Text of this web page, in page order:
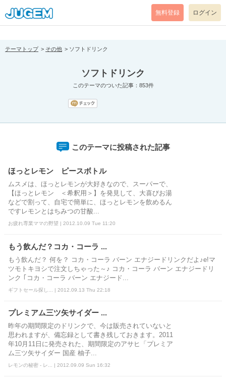
[pear_error: message="Success" code=0 mode=return level=notice
prefix="" info=""]
無料登録 ログイン
テーマトップ その他 ソフトドリンク
ソフトドリンク
このテーマのついた記事：853件
このテーマに投稿された記事
ほっとレモン ピースボトル
ムスメは、ほっとレモンが大好きなので、スーパーで、
【ほっとレモン ＜希釈用＞】を発見して、大喜びお湯
などで割って、自宅で簡単に、ほっとレモンを飲めるん
ですレモンとはちみつの甘酸...
お疲れ専業ママの野望 | 2012.10.09 Tue 11:20
もう飲んだ？コカ・コーラ ...
もう飲んだ？ 何を？ コカ・コーラ バーン エナジードリンクだよ♪e!マ
ツモトキヨシで注文しちゃった～♪ コカ・コーラ バーン エナジードリ
ンク ｢コカ・コーラ バーン エナジード...
ギフトセール探し... | 2012.09.13 Thu 22:18
プレミアム三ツ矢サイダー ...
昨年の期間限定のドリンクで、今は販売されていないと
思われますが、備忘録として書き残しておきます。2011
年10月11日に発売された、期間限定のアサヒ「プレミア
ム三ツ矢サイダー 国産 柚子...
レモンの秘密 - レ... | 2012.09.09 Sun 16:32